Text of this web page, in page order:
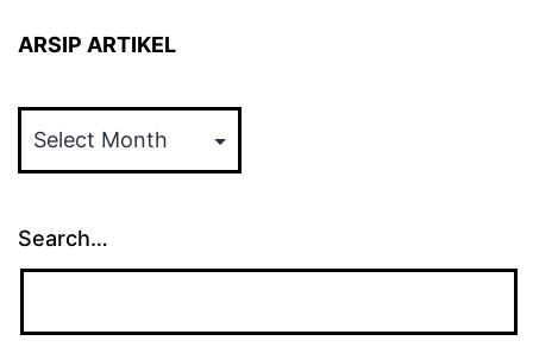
ARSIP ARTIKEL
ARTIKEL
Search…